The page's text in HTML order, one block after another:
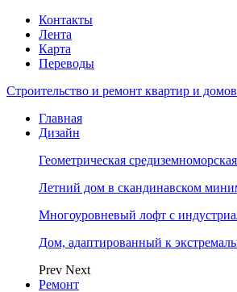
Контакты
Лента
Карта
Переводы
Строительство и ремонт квартир и
Главная
Дизайн
Геометрическая
Летний дом в скандинавском
Многоуровневый лофт с
Дом, адаптированный к
Prev Next
Ремонт